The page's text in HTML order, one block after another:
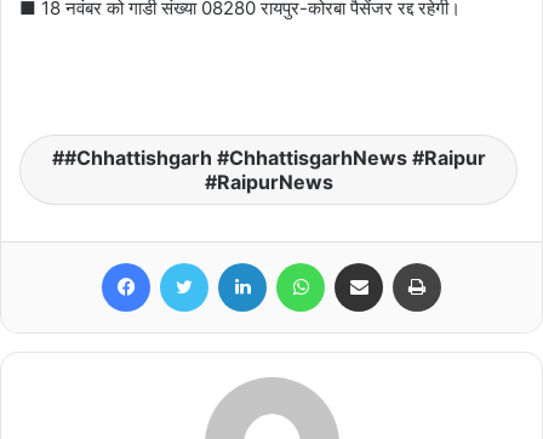
■ 18 नवंबर को गाडी संख्या 08280 रायपुर-कोरबा पैसेंजर रद्द रहेगी।
#Chhattishgarh #ChhattisgarhNews #Raipur
#RaipurNews
FacebookTwitter LinkedIn WhatsAppShare via Email